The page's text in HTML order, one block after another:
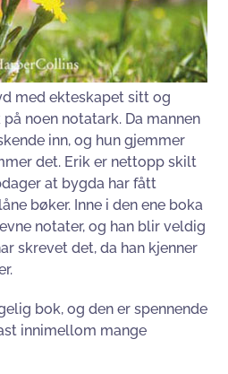
med ekteskapet sitt og
noen notatark. Da mannen
inn, og hun gjemmer
det. Erik er nettopp skilt
at bygda har fått
bøker. Inne i den ene boka
notater, og han blir veldig
skrevet det, da han kjenner
bok, og den er spennende
innimellom mange